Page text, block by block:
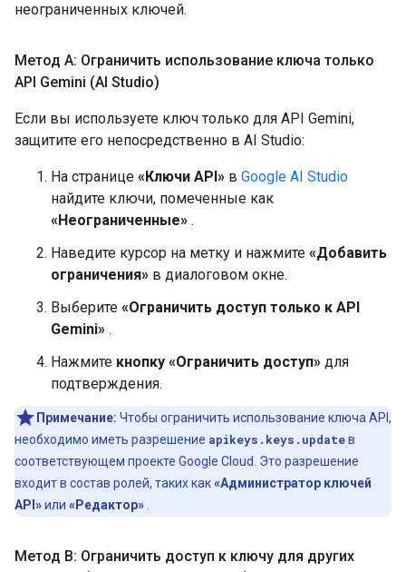
неограниченных ключей.
Метод А: Ограничить использование ключа только
API Gemini (AI Studio)
Если вы используете ключ только для API Gemini,
защитите его непосредственно в AI Studio:
На странице «Ключи API» в Google AI Studio
найдите ключи, помеченные как
«Неограниченные» .
Наведите курсор на метку и нажмите «Добавить
ограничения» в диалоговом окне.
Выберите «Ограничить доступ только к API
Gemini» .
Нажмите кнопку «Ограничить доступ» для
подтверждения.
Примечание: Чтобы ограничить использование ключа API,
необходимо иметь разрешение apikeys.keys.updateв
соответствующем проекте Google Cloud. Это разрешение
входит в состав ролей, таких как«Администратор ключей
API»или «Редактор»
Метод B: Ограничить доступ к ключу для других